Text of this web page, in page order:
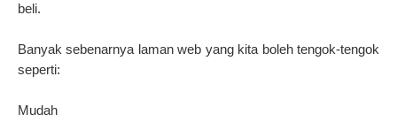
beli.
Banyak sebenarnya laman web yang kita boleh tengok-tengok
seperti:
Mudah